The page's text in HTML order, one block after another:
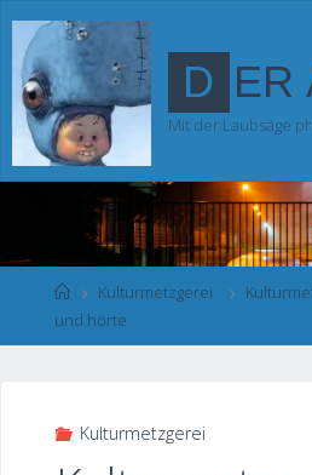
Inhalt
springen
D ER
Mit der Laubsäge
StartKulturmetzgerei
und hörte
Kulturmetzgerei